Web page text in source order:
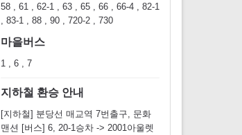
58 , 61 , 62-1 , 63 , 65 , 66 , 66-4 , 82-1
, 83-1 , 88 , 90 , 720-2 , 730
마을버스
1 , 6 , 7
지하철 환승 안내
[지하철] 분당선 매교역 7번출구, 문화
맨션 [버스] 6, 20-1승차 -> 2001아울렛